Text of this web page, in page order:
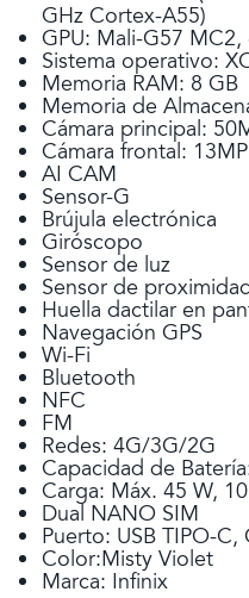
GHz Cortex-A55)
GPU: Mali-G57 MC2,
Sistema operativo:
Memoria RAM: 8 GB
Memoria de
Cámara principal:
Cámara frontal: 13MP
AI CAM
Sensor-G
Brújula electrónica
Giróscopo
Sensor de luz
Sensor de
Huella dactilar en
Navegación GPS
Wi-Fi
Bluetooth
NFC
FM
Redes: 4G/3G/2G
Capacidad de
Carga: Máx. 45 W,
Dual NANO SIM
Puerto: USB TIPO-C,
Color:Misty Violet
Marca: Infinix